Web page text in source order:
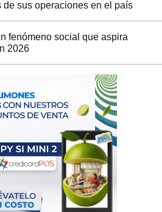
de sus operaciones en el país
fenómeno social que aspira
2026